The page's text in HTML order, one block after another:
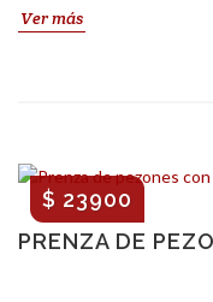
Ver más
PRENZA DE
$ 23900